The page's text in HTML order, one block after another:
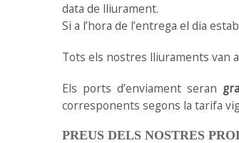
data de lliurament.
Si a l’hora de l’entrega el dia
Tots els nostres lliuraments van
Els ports d’enviament seran
corresponents segons la tarifa
PREUS DELS NOSTRES